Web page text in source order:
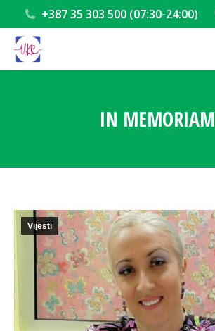
+387 35 303 500 (07:30-24:00)
IN MEMORIAM
Vijesti